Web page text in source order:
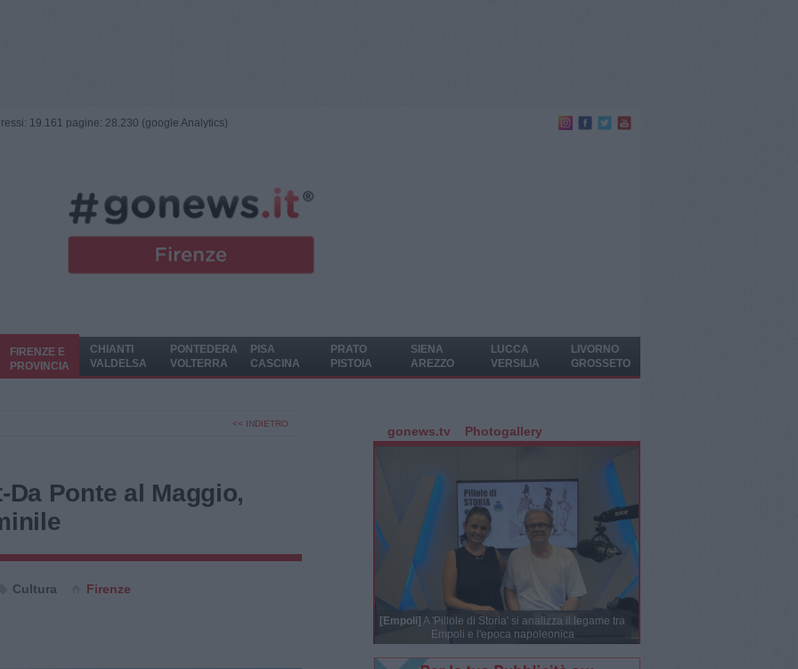
19.161 pagine: 28.230 (google Analytics)
FIRENZE E
PROVINCIA
CHIANTI
VALDELSA
PONTEDERA
VOLTERRA
PISA
CASCINA
PRATO
PISTOIA
SIENA
AREZZO
LUCCA
VERSILIA
LIVORNO
GROSSETO
<< INDIETRO
Ponte al Maggio,
Cultura Firenze
gonews.tv Photogallery
[Empoli] A 'Pillole di Storia' si analizza il legame tra
Empoli e l'epoca napoleonica